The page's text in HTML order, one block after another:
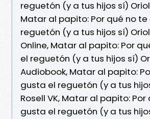
reguetón (y a tus hijos sí) Oriol
Matar al papito: Por qué no
reguetón (y a tus hijos sí)
Online, Matar al papito: Por
el reguetón (y a tus hijos sí)
Audiobook, Matar al papito:
gusta el reguetón (y a tus
Rosell VK, Matar al papito:
gusta el reguetón (y a tus